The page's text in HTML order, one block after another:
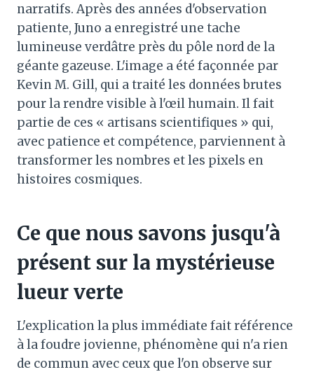
narratifs. Après des années d'observation
patiente, Juno a enregistré une tache
lumineuse verdâtre près du pôle nord de la
géante gazeuse. L'image a été façonnée par
Kevin M. Gill, qui a traité les données brutes
pour la rendre visible à l'œil humain. Il fait
partie de ces « artisans scientifiques » qui,
avec patience et compétence, parviennent à
transformer les nombres et les pixels en
histoires cosmiques.
Ce que nous savons jusqu'à
présent sur la mystérieuse
lueur verte
L'explication la plus immédiate fait référence
à la foudre jovienne, phénomène qui n'a rien
de commun avec ceux que l'on observe sur